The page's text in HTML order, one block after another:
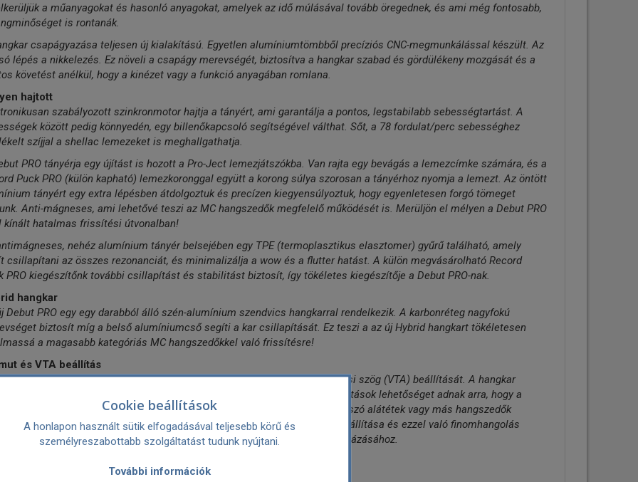
a műanyagokat és hasonló anyagokat, amelyek az idő múlásával tovább öregednek, és ami még fontosabb,
is rontanák.
csapágyazása teljesen új kialakítású. Egyetlen alumíniumtömbből precíziós CNC-megmunkálással készült. Az
lépés a nikkelezés. Ez növeli a csapágy merevségét, biztosítva a hangkar szabad és gördülékeny mozgását és a
követést anélkül, hogy a kinézet vagy a funkció anyagában romlana.
hajtott
szabályozott szinkronmotor hajtja a tányért, ami garantálja a pontos, legstabilabb sebességtartást. A
között pedig könnyedén, egy billenőkapcsoló segítségével válthat. Sőt, a 78 fordulat/perc sebességhez
szíjjal a shellac lemezeket is meghallgathatja.
PRO tányérja egy újítást is hozott a Pro-Ject lemezjátszókba. Van rajta egy bevágás a lemezcímke számára, és a
Puck PRO (külön kapható) lemezkoronggal együtt a korong súlya szorosan a tányérhoz nyomja a lemezt. Az öntött
tányért egy extra lépésben átdolgoztuk és precízen kiegyensúlyoztuk, hogy egyenletesen forgó tömeget
Anti-mágneses, ami lehetővé teszi az MC hangszedők megfelelő működését is. Merüljön el mélyen a Debut PRO
kínált hatalmas frissítési útvonalban!
nehéz alumínium tányér belsejében egy TPE (termoplasztikus elasztomer) gyűrű található, amely
csillapítani az összes rezonanciát, és minimalizálja a wow és a flutter hatást. A külön megvásárolható Record
PRO kiegészítőnk további csillapítást és stabilitást biztosít, így tökéletes kiegészítője a Debut PRO-nak.
hangkar
Debut PRO egy egy darabból álló szén-alumínium szendvics hangkarral rendelkezik. A karbonréteg nagyfokú
biztosít míg a belső alumíniumcső segíti a kar csillapítását. Ez teszi a az új Hybrid hangkart tökéletesen
a magasabb kategóriás MC hangszedőkkel való frissítésre!
és VTA beállítás
tervezett kar talp lehetővé teszi az azimuth és a függőleges követési szög (VTA) beállítását. A hangkar
két csavar meglazításával fokozatmentesen állítható. Ezek a beállítások lehetőséget adnak arra, hogy a
a magasságváltozásokhoz igazítsa, lehetővé téve különböző lemezjátszó alátétek vagy más hangszedők
hogy mindig a legjobb hangminőséget érje el. A VTA & Azimuth beállítása és ezzel való finomhangolás
a hangszedők teljesítményének utolsó cseppjéig történő kiaknázásához.
Cookie beállítások
A honlapon használt sütik elfogadásával teljesebb körű és
személyreszabottabb szolgáltatást tudunk nyújtani.
További információk